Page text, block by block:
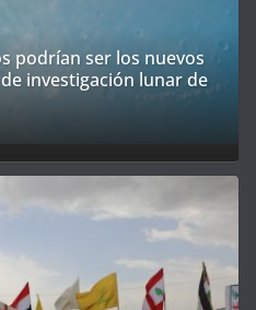
podrían ser los nuevos
investigación lunar de